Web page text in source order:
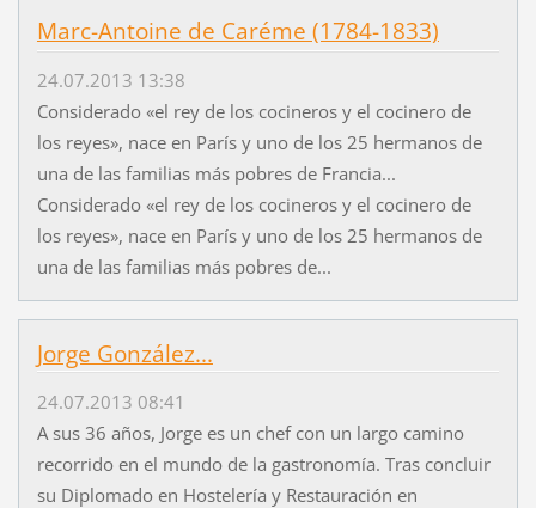
Marc-Antoine de Caréme (1784-1833)
24.07.2013 13:38
Considerado «el rey de los cocineros y el cocinero de
los reyes», nace en París y uno de los 25 hermanos de
una de las familias más pobres de Francia...
Considerado «el rey de los cocineros y el cocinero de
los reyes», nace en París y uno de los 25 hermanos de
una de las familias más pobres de...
Jorge González...
24.07.2013 08:41
A sus 36 años, Jorge es un chef con un largo camino
recorrido en el mundo de la gastronomía. Tras concluir
su Diplomado en Hostelería y Restauración en